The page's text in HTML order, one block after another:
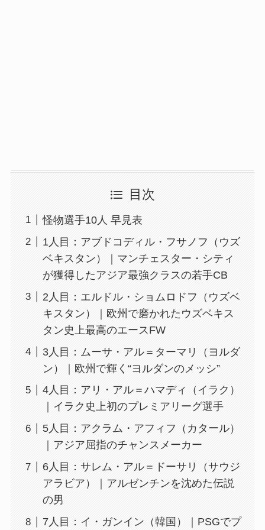
目次
怪物選手10人 早見表
1人目：アブドコディル・フサノフ（ウズ
ベキスタン）｜マンチェスター・シティ
が獲得したアジア最強クラスの若手CB
2人目：エルドル・ショムロドフ（ウズベ
キスタン）｜欧州で磨かれたウズベキス
タン史上最高のエースFW
3人目：ムーサ・アル＝ターマリ（ヨルダ
ン）｜欧州で輝く“ヨルダンのメッシ”
4人目：アリ・アル＝ハマディ（イラク）
｜イラク史上初のプレミアリーグ選手
5人目：アクラム・アフィフ（カタール）
｜アジア屈指のチャンスメーカー
6人目：サレム・アル＝ドーサリ（サウジ
アラビア）｜アルゼンチンを沈めた伝説
の男
7人目：イ・ガンイン（韓国）｜PSGでプ